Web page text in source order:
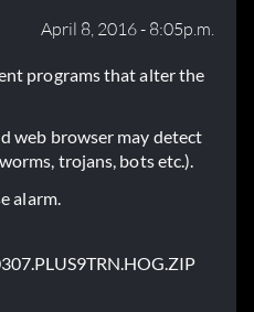
April 8, 2016 - 8:05p.m.
programs that alter the
web browser may detect
trojans, bots etc.).
alarm.